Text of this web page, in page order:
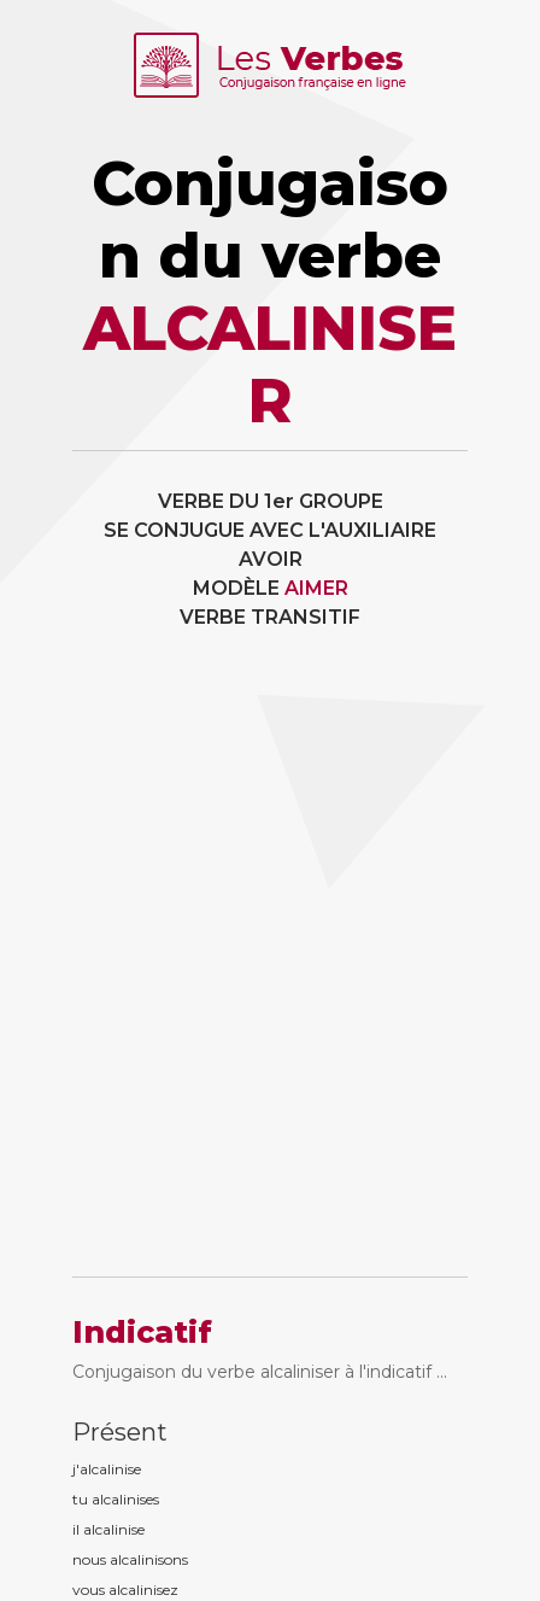
Conjugaiso
n du verbe
ALCALINISE
R
VERBE DU 1er GROUPE
SE CONJUGUE AVEC L'AUXILIAIRE
AVOIR
MODÈLE AIMER
VERBE TRANSITIF
Indicatif
Conjugaison du verbe alcaliniser à l'indicatif ...
Présent
j'alcalinise
tu alcalinises
il alcalinise
nous alcalinisons
vous alcalinisez